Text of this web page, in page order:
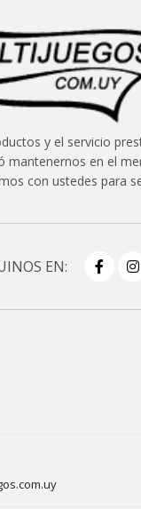
y el servicio
mantenernos en el
con ustedes para
EN: